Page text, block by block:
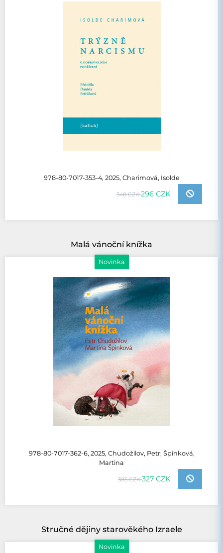
978-80-7017-353-4, 2025, Charimová, Isolde
348 CZK296 CZK
Novinka
Malá vánoční knížka
978-80-7017-362-6, 2025, Chudožilov, Petr; Špinková,
Martina
385 CZK327 CZK
Novinka
Stručné dějiny starověkého Izraele